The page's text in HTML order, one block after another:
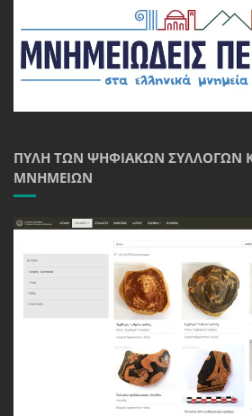
ΠΎΛΗ ΤΩΝ ΨΗΦΙΑΚΏΝ ΣΥΛΛΟΓΏΝ
ΜΝΗΜΕΊΩΝ